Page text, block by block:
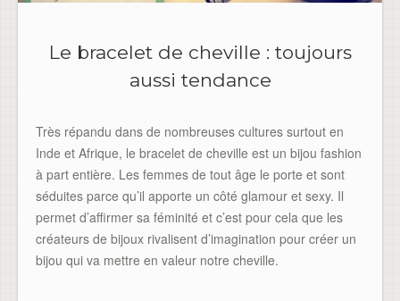
Le bracelet de cheville : toujours
aussi tendance
Très répandu dans de nombreuses cultures surtout en
Inde et Afrique, le bracelet de cheville est un bijou fashion
à part entière. Les femmes de tout âge le porte et sont
séduites parce qu’il apporte un côté glamour et sexy. Il
permet d’affirmer sa féminité et c’est pour cela que les
créateurs de bijoux rivalisent d’imagination pour créer un
bijou qui va mettre en valeur notre cheville.